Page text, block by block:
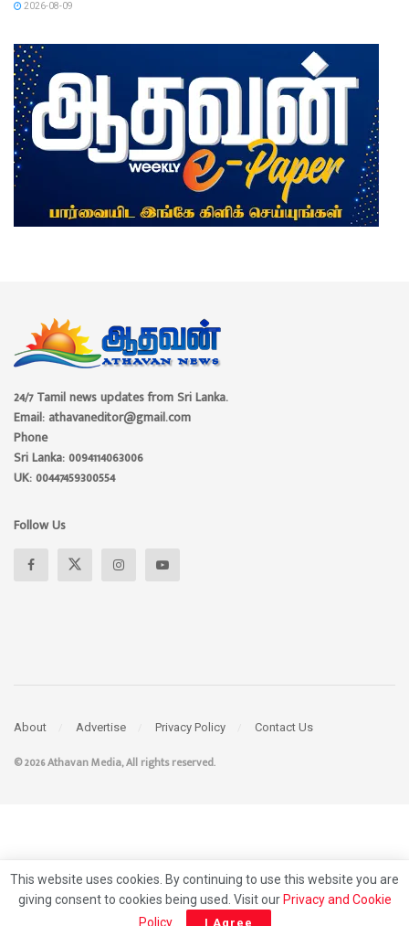
2026-08-09
24/7 Tamil news updates from Sri Lanka.
Email: athavaneditor@gmail.com
Phone
Sri Lanka: 0094114063006
UK: 00447459300554
Follow Us
About Advertise Privacy Policy Contact Us
© 2026 Athavan Media, All rights reserved.
This website uses cookies. By continuing to use this website you are
giving consent to cookies being used. Visit our Privacy and Cookie
Policy. I Agree